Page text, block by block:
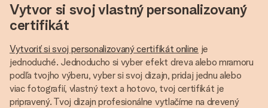
Vytvor si svoj vlastný personalizovaný
certifikát
Vytvoriť si svoj personalizovaný certifikát online je
jednoduché. Jednoducho si vyber efekt dreva alebo mramoru
podľa tvojho výberu, vyber si svoj dizajn, pridaj jednu alebo
viac fotografií, vlastný text a hotovo, tvoj certifikát je
pripravený. Tvoj dizajn profesionálne vytlačíme na drevený